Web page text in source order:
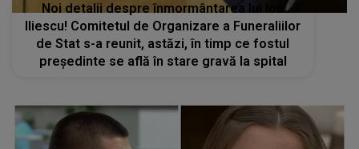
Noi detalii despre înmormântarea lui Ion
Iliescu! Comitetul de Organizare a Funeraliilor
de Stat s-a reunit, astăzi, în timp ce fostul
președinte se află în stare gravă la spital